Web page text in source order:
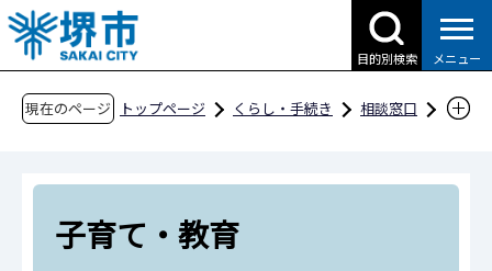
こ
の
ペ
目的別検索 メニュー
現在のページ トップページ くらし・手続き
相談窓口
子育て・教育